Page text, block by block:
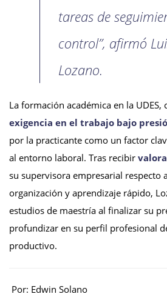
tareas de
control”, afirmó
Lozano.
La formación académica en la UDES,
exigencia en el trabajo bajo
por la practicante como un factor
al entorno laboral. Tras recibir
su supervisora empresarial respecto
organización y aprendizaje rápido,
estudios de maestría al finalizar su
profundizar en su perfil profesional
productivo.
Por: Edwin Solano